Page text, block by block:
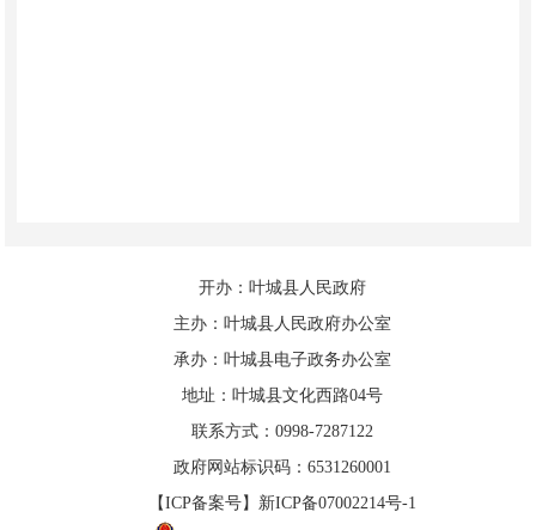
开办：叶城县人民政府
主办：叶城县人民政府办公室
承办：叶城县电子政务办公室
地址：叶城县文化西路04号
联系方式：0998-7287122
政府网站标识码：6531260001
【ICP备案号】新ICP备07002214号-1